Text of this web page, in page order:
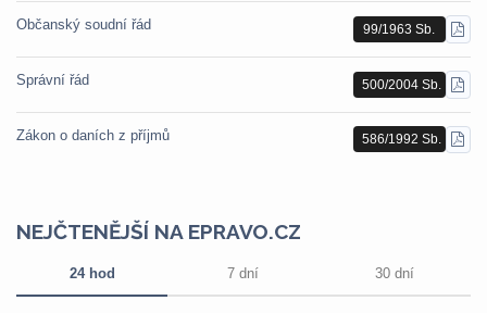
Občanský soudní řád 99/1963 Sb.
PDF
Správní řád 500/2004 Sb.
PDF
Zákon o daních z příjmů 586/1992 Sb.
PDF
NEJČTENĚJŠÍ NA EPRAVO.CZ
24 hod 7 dní 30 dní